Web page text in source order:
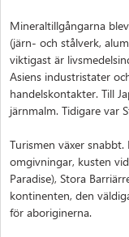
Mineraltillgångarna
(järn- och stålverk,
viktigast är
Asiens industristater
handelskontakter. Till
järnmalm. Tidigare var
Turismen växer
omgivningar, kusten
Paradise), Stora
kontinenten, den
för aboriginerna.